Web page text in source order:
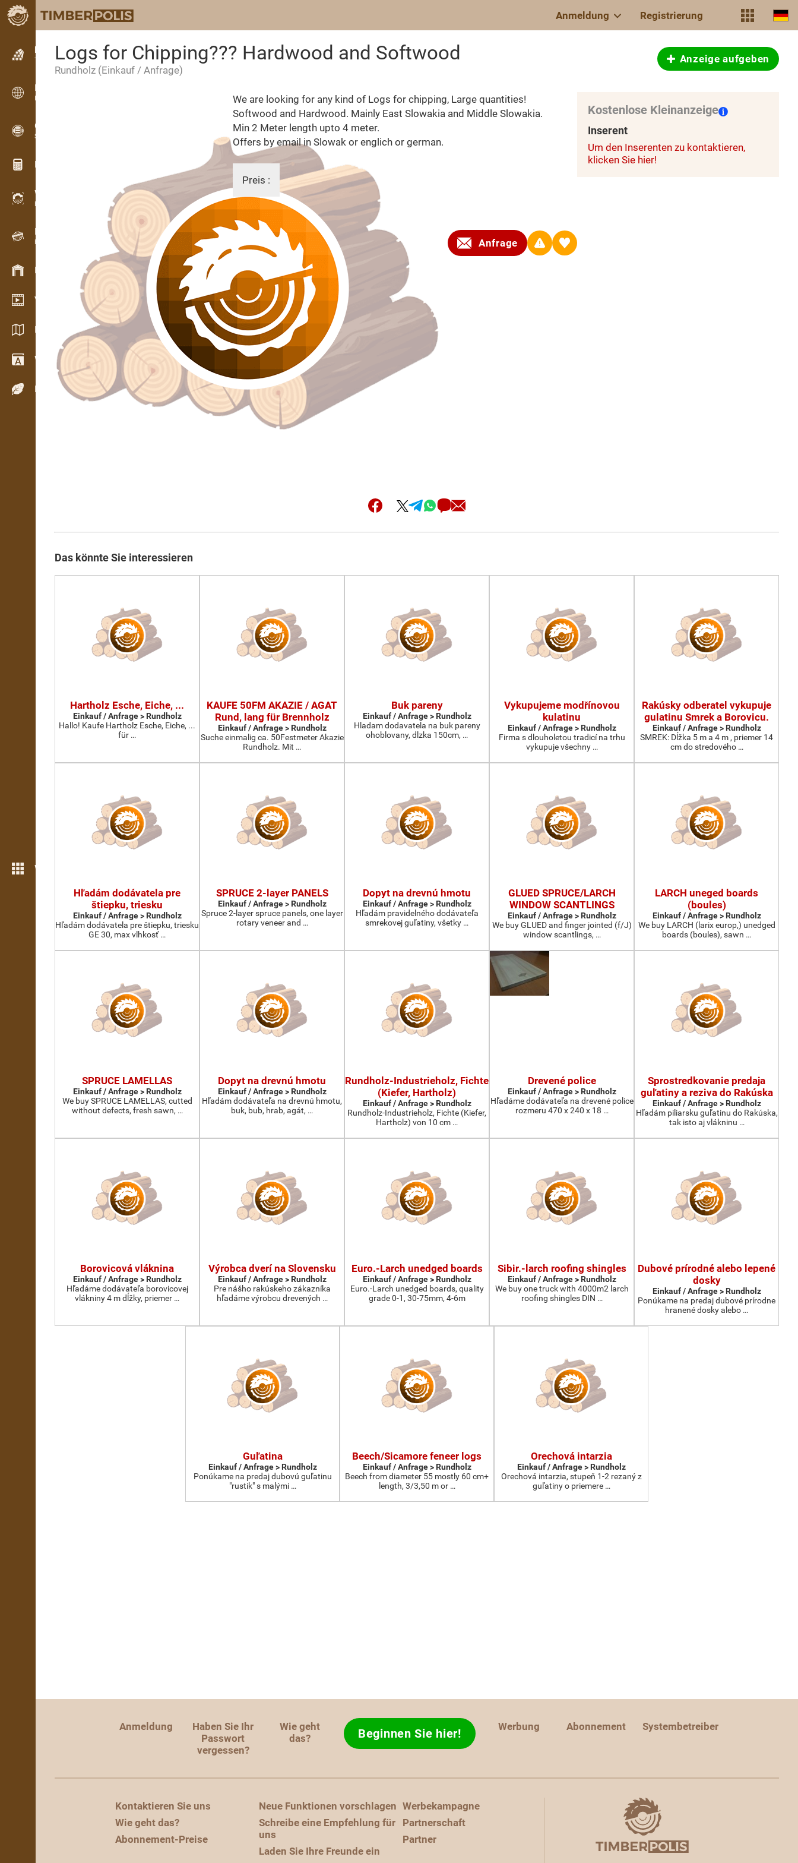
Anmeldung Registrierung
Kleinanzeigen
Textanzeigen
Kleinanzeigen
Internationale Anzeigen
OPTI-TIMB
Schnittbilder
Holz-Rechner
WoodProfi
Holzvolumen mit KI
Registriergerät
Holzbestandsaufnahme im Gelände
Bestandsmanagement
Video Showroom
Kataloge / Broschüren
Wörterbuch
Holzarten
Weitere Funktionen
Logs for Chipping??? Hardwood and Softwood
Rundholz (Einkauf / Anfrage)
Anzeige aufgeben
We are looking for any kind of Logs for chipping, Large quantities!
Softwood and Hardwood. Mainly East Slowakia and Middle Slowakia.
Min 2 Meter length upto 4 meter.
Offers by email in Slowak or englich or german.
Preis :
05.10.2011 Anfrage
Kostenlose Kleinanzeige
Inserent
Um den Inserenten zu kontaktieren,
klicken Sie hier!
Das könnte Sie interessieren
Hartholz Esche, Eiche, ...
Einkauf / Anfrage > Rundholz
Hallo! Kaufe Hartholz Esche, Eiche, ...
für …
KAUFE 50FM AKAZIE / AGAT
Rund, lang für Brennholz
Einkauf / Anfrage > Rundholz
Suche einmalig ca. 50Festmeter Akazie
Rundholz. Mit …
Buk pareny
Einkauf / Anfrage > Rundholz
Hladam dodavatela na buk pareny
ohoblovany, dlzka 150cm, …
Vykupujeme modřínovou
kulatinu
Einkauf / Anfrage > Rundholz
Firma s dlouholetou tradicí na trhu
vykupuje všechny …
Rakúsky odberatel vykupuje
gulatinu Smrek a Borovicu.
Einkauf / Anfrage > Rundholz
SMREK: Dĺžka 5 m a 4 m , priemer 14
cm do stredového …
Hľadám dodávatela pre
štiepku, triesku
Einkauf / Anfrage > Rundholz
Hľadám dodávatela pre štiepku, triesku
GE 30, max vlhkosť …
SPRUCE 2-layer PANELS
Einkauf / Anfrage > Rundholz
Spruce 2-layer spruce panels, one layer
rotary veneer and …
Dopyt na drevnú hmotu
Einkauf / Anfrage > Rundholz
Hľadám pravidelného dodávateľa
smrekovej guľatiny, všetky …
GLUED SPRUCE/LARCH
WINDOW SCANTLINGS
Einkauf / Anfrage > Rundholz
We buy GLUED and finger jointed (f/J)
window scantlings, …
LARCH uneged boards
(boules)
Einkauf / Anfrage > Rundholz
We buy LARCH (larix europ,) unedged
boards (boules), sawn …
SPRUCE LAMELLAS
Einkauf / Anfrage > Rundholz
We buy SPRUCE LAMELLAS, cutted
without defects, fresh sawn, …
Dopyt na drevnú hmotu
Einkauf / Anfrage > Rundholz
Hľadám dodávateľa na drevnú hmotu,
buk, bub, hrab, agát, …
Rundholz-Industrieholz, Fichte
(Kiefer, Hartholz)
Einkauf / Anfrage > Rundholz
Rundholz-Industrieholz, Fichte (Kiefer,
Hartholz) von 10 cm …
Drevené police
Einkauf / Anfrage > Rundholz
Hľadáme dodávateľa na drevené police
rozmeru 470 x 240 x 18 …
Sprostredkovanie predaja
guľatiny a reziva do Rakúska
Einkauf / Anfrage > Rundholz
Hľadám piliarsku guľatinu do Rakúska,
tak isto aj vlákninu …
Borovicová vláknina
Einkauf / Anfrage > Rundholz
Hľadáme dodávateľa borovicovej
vlákniny 4 m dĺžky, priemer …
Výrobca dverí na Slovensku
Einkauf / Anfrage > Rundholz
Pre nášho rakúskeho zákazníka
hľadáme výrobcu drevených …
Euro.-Larch unedged boards
Einkauf / Anfrage > Rundholz
Euro.-Larch unedged boards, quality
grade 0-1, 30-75mm, 4-6m
Sibir.-larch roofing shingles
Einkauf / Anfrage > Rundholz
We buy one truck with 4000m2 larch
roofing shingles DIN …
Dubové prírodné alebo lepené
dosky
Einkauf / Anfrage > Rundholz
Ponúkame na predaj dubové prírodne
hranené dosky alebo …
Guľatina
Einkauf / Anfrage > Rundholz
Ponúkame na predaj dubovú guľatinu
"rustik" s malými …
Beech/Sicamore feneer logs
Einkauf / Anfrage > Rundholz
Beech from diameter 55 mostly 60 cm+
length, 3/3,50 m or …
Orechová intarzia
Einkauf / Anfrage > Rundholz
Orechová intarzia, stupeň 1-2 rezaný z
guľatiny o priemere …
Anmeldung
Haben Sie Ihr
Passwort
vergessen?
Wie geht
das?
Beginnen Sie hier! Werbung Abonnement Systembetreiber
Kontaktieren Sie uns
Wie geht das?
Abonnement-Preise
Neue Funktionen vorschlagen
Schreibe eine Empfehlung für
uns
Laden Sie Ihre Freunde ein
Werbekampagne
Partnerschaft
Partner